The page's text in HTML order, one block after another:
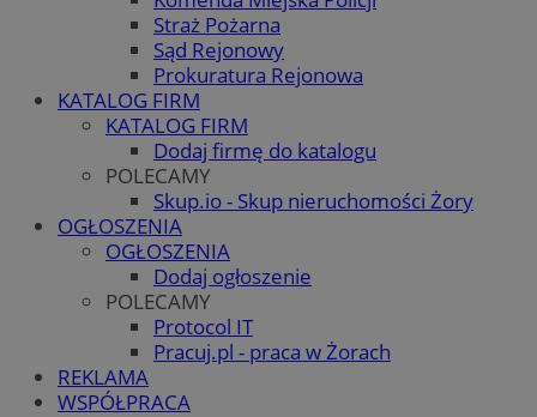
Straż Pożarna
Sąd Rejonowy
Prokuratura Rejonowa
KATALOG FIRM
KATALOG FIRM
Dodaj firmę do katalogu
POLECAMY
Skup.io - Skup nieruchomości Żory
OGŁOSZENIA
OGŁOSZENIA
Dodaj ogłoszenie
POLECAMY
Protocol IT
Pracuj.pl - praca w Żorach
REKLAMA
WSPÓŁPRACA